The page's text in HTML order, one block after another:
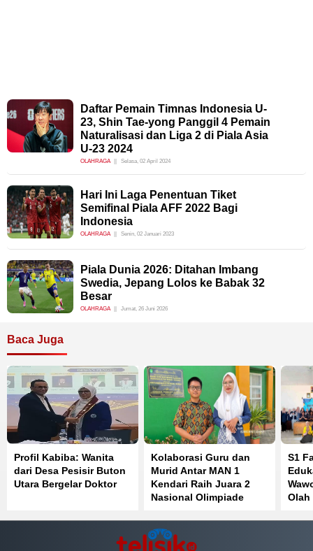
Daftar Pemain Timnas Indonesia U-
23, Shin Tae-yong Panggil 4 Pemain
Naturalisasi dan Liga 2 di Piala Asia
U-23 2024
OLAHRAGA Selasa, 02 April 2024
Hari Ini Laga Penentuan Tiket
Semifinal Piala AFF 2022 Bagi
Indonesia
OLAHRAGA Senin, 02 Januari 2023
Piala Dunia 2026: Ditahan Imbang
Swedia, Jepang Lolos ke Babak 32
Besar
OLAHRAGA Jumat, 26 Juni 2026
Baca Juga
Profil Kabiba: Wanita
dari Desa Pesisir Buton
Utara Bergelar Doktor
Kolaborasi Guru dan
Murid Antar MAN 1
Kendari Raih Juara 2
Nasional Olimpiade
S1
Olah